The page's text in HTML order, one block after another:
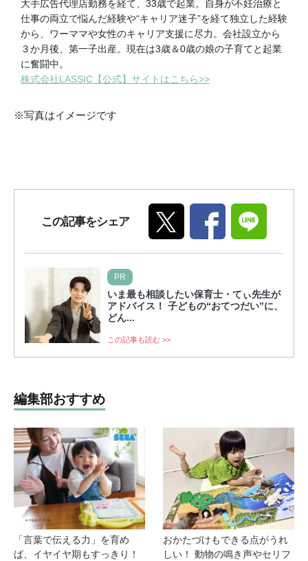
大手広告代理店勤務を経て、33歳で起業。自身が不妊治療と
仕事の両立で悩んだ経験や“キャリア迷子”を経て独立した経験
から、ワーママや女性のキャリア支援に尽力。会社設立から
３か月後、第一子出産。現在は3歳＆0歳の娘の子育てと起業
に奮闘中。
株式会社LASSIC【公式】サイトはこちら>>
※写真はイメージです
この記事をシェア
PR
いま最も相談したい保育士・てぃ先生が
アドバイス！ 子どもの“おてつだい”に、
どん...
この記事も読む >>
編集部おすすめ
「言葉で伝える力」を育め
ば、イヤイヤ期もすっきり！
おかたづけもできる点がうれ
しい！ 動物の鳴き声やセリフ